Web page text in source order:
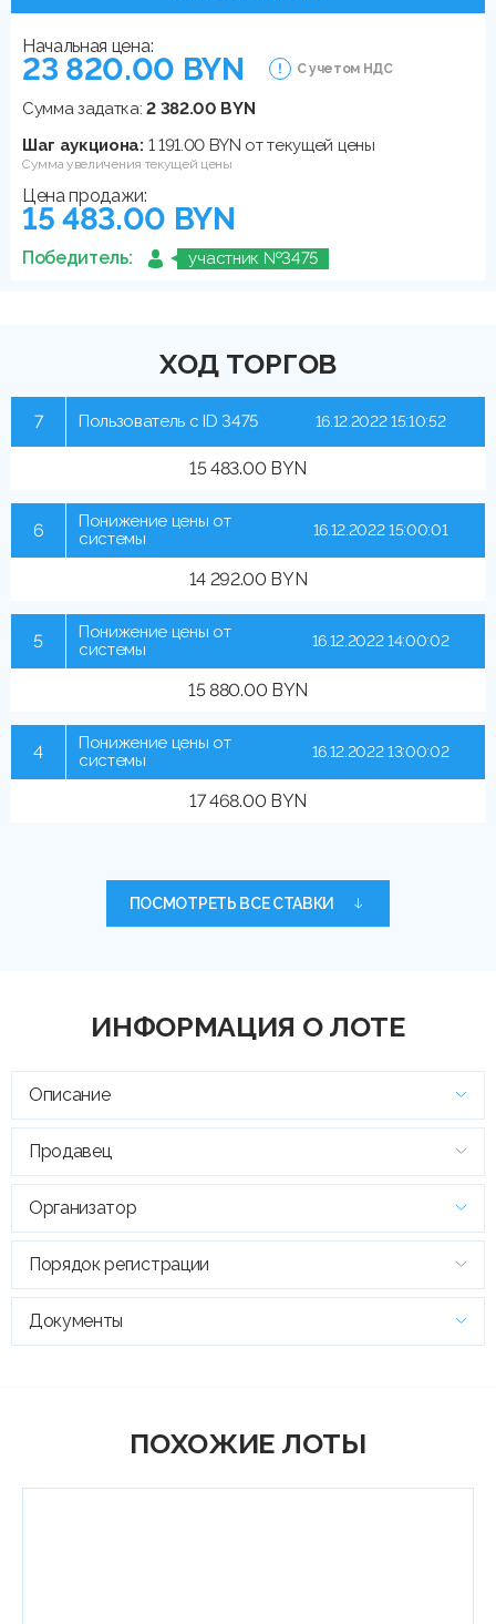
Начальная цена:
23 820.00 BYN С учетом НДС
Сумма задатка:2 382.00 BYN
Шаг аукциона: 1 191.00 BYN от текущей цены
Сумма увеличения текущей цены
Цена продажи:
15 483.00 BYN
Победитель: участник №3475
ХОД ТОРГОВ
7 Пользователь с ID 3475
15 483.00 BYN
16.12.2022 15:10:52
6
Понижение цены от
системы
14 292.00 BYN
16.12.2022 15:00:01
5
Понижение цены от
системы
15 880.00 BYN
16.12.2022 14:00:02
4
Понижение цены от
системы
17 468.00 BYN
16.12.2022 13:00:02
ПОСМОТРЕТЬ ВСЕ СТАВКИ
ИНФОРМАЦИЯ О ЛОТЕ
Описание
Продавец
Организатор
Порядок регистрации
Документы
ПОХОЖИЕ ЛОТЫ